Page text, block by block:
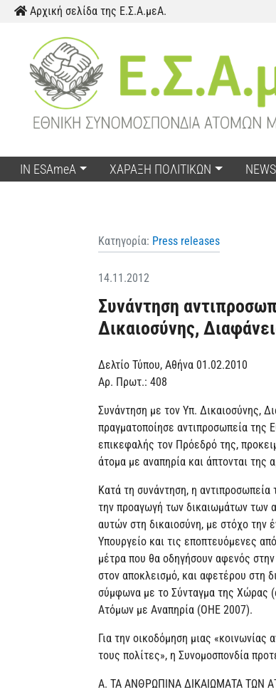
Skip to content
Αρχική σελίδα της Ε.Σ.Α.μεΑ.
IN ESAmeA ΧΑΡΑΞΗ ΠΟΛΙΤΙΚΩΝ NEWS
Κατηγορία: Press releases
14.11.2012
Συνάντηση
Δικαιοσύνης,
Δελτίο Τύπου, Αθήνα 01.02.2010
Αρ. Πρωτ.: 408
Συνάντηση με τον Υπ. Δικαιοσύνης,
πραγματοποίησε αντιπροσωπεία της
επικεφαλής τον Πρόεδρό της,
άτομα με αναπηρία και άπτονται της
Κατά τη συνάντηση, η
την προαγωγή των δικαιωμάτων των
αυτών στη δικαιοσύνη, με στόχο την
Υπουργείο και τις εποπτευόμενες
μέτρα που θα οδηγήσουν αφενός
στον αποκλεισμό, και αφετέρου στη
σύμφωνα με το Σύνταγμα της Χώρας
Ατόμων με Αναπηρία (ΟΗΕ 2007).
Για την οικοδόμηση μιας
τους πολίτες», η Συνομοσπονδία
Α. ΤΑ ΑΝΘΡΩΠΙΝΑ ΔΙΚΑΙΩΜΑΤΑ ΤΩΝ